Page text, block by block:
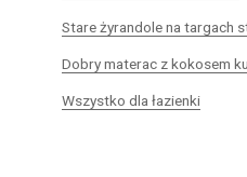
Stare żyrandole na targach
Dobry materac z kokosem
Wszystko dla łazienki